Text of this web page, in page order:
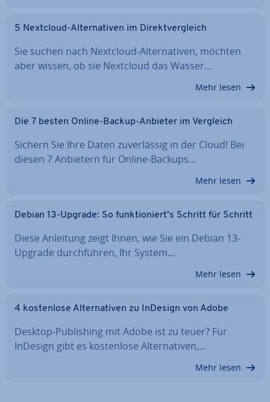
5 Nextcloud-Al­ter­na­ti­ven im Di­rekt­ver­gleich
Sie suchen nach Nextcloud-Al­ter­na­ti­ven, möchten
aber wissen, ob sie Nextcloud das Wasser…
Mehr lesen
Die 7 besten Online-Backup-Anbieter im Vergleich
Sichern Sie Ihre Daten zu­ver­läs­sig in der Cloud! Bei
diesen 7 Anbietern für Online-Backups…
Mehr lesen
Debian 13-Upgrade: So funk­tio­niert’s Schritt für Schritt
Diese Anleitung zeigt Ihnen, wie Sie ein Debian 13-
Upgrade durch­füh­ren, Ihr System…
Mehr lesen
4 kos­ten­lo­se Al­ter­na­ti­ven zu InDesign von Adobe
Desktop-Pu­bli­shing mit Adobe ist zu teuer? Für
InDesign gibt es kos­ten­lo­se Al­ter­na­ti­ven,…
Mehr lesen